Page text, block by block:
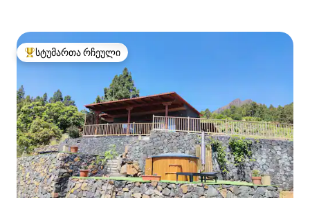
სტუმართა რჩეული მოწინავე ვარიანტი
სტუმართა რჩეული